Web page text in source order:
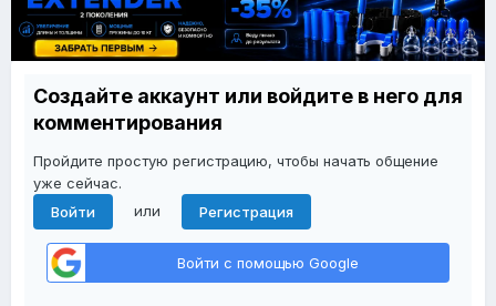
Создайте аккаунт или войдите в него для
комментирования
Пройдите простую регистрацию, чтобы начать общение
уже сейчас.
Войти
или Регистрация
Войти с помощью Google